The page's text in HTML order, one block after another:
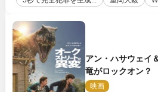
アン・ハサウェイ
竜がロックオン？
変』新ビジュアル
映画